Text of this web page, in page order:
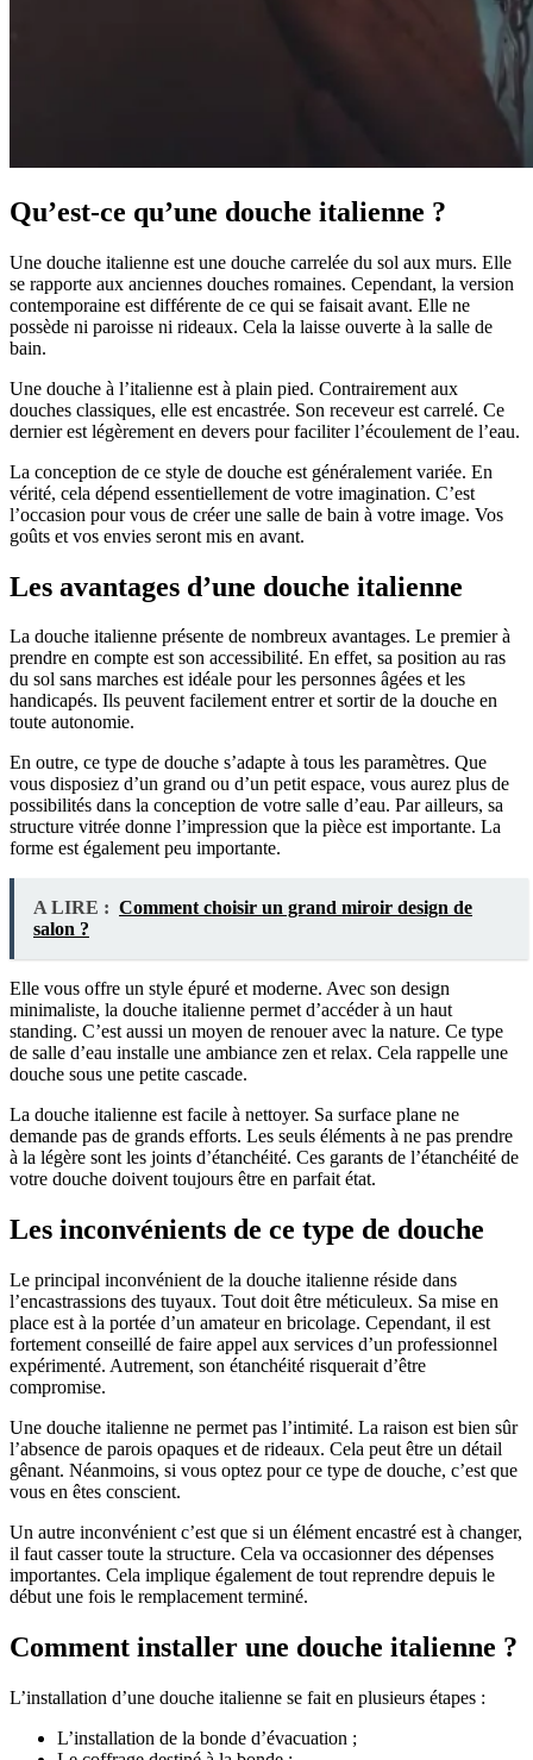
Qu’est-ce qu’une douche italienne ?
Une douche italienne est une douche carrelée du sol aux murs. Elle
se rapporte aux anciennes douches romaines. Cependant, la version
contemporaine est différente de ce qui se faisait avant. Elle ne
possède ni paroisse ni rideaux. Cela la laisse ouverte à la salle de
bain.
Une douche à l’italienne est à plain pied. Contrairement aux
douches classiques, elle est encastrée. Son receveur est carrelé. Ce
dernier est légèrement en devers pour faciliter l’écoulement de l’eau.
La conception de ce style de douche est généralement variée. En
vérité, cela dépend essentiellement de votre imagination. C’est
l’occasion pour vous de créer une salle de bain à votre image. Vos
goûts et vos envies seront mis en avant.
Les avantages d’une douche italienne
La douche italienne présente de nombreux avantages. Le premier à
prendre en compte est son accessibilité. En effet, sa position au ras
du sol sans marches est idéale pour les personnes âgées et les
handicapés. Ils peuvent facilement entrer et sortir de la douche en
toute autonomie.
En outre, ce type de douche s’adapte à tous les paramètres. Que
vous disposiez d’un grand ou d’un petit espace, vous aurez plus de
possibilités dans la conception de votre salle d’eau. Par ailleurs, sa
structure vitrée donne l’impression que la pièce est importante. La
forme est également peu importante.
A LIRE : Comment choisir un grand miroir design de
salon ?
Elle vous offre un style épuré et moderne. Avec son design
minimaliste, la douche italienne permet d’accéder à un haut
standing. C’est aussi un moyen de renouer avec la nature. Ce type
de salle d’eau installe une ambiance zen et relax. Cela rappelle une
douche sous une petite cascade.
La douche italienne est facile à nettoyer. Sa surface plane ne
demande pas de grands efforts. Les seuls éléments à ne pas prendre
à la légère sont les joints d’étanchéité. Ces garants de l’étanchéité de
votre douche doivent toujours être en parfait état.
Les inconvénients de ce type de douche
Le principal inconvénient de la douche italienne réside dans
l’encastrassions des tuyaux. Tout doit être méticuleux. Sa mise en
place est à la portée d’un amateur en bricolage. Cependant, il est
fortement conseillé de faire appel aux services d’un professionnel
expérimenté. Autrement, son étanchéité risquerait d’être
compromise.
Une douche italienne ne permet pas l’intimité. La raison est bien sûr
l’absence de parois opaques et de rideaux. Cela peut être un détail
gênant. Néanmoins, si vous optez pour ce type de douche, c’est que
vous en êtes conscient.
Un autre inconvénient c’est que si un élément encastré est à changer,
il faut casser toute la structure. Cela va occasionner des dépenses
importantes. Cela implique également de tout reprendre depuis le
début une fois le remplacement terminé.
Comment installer une douche italienne ?
L’installation d’une douche italienne se fait en plusieurs étapes :
L’installation de la bonde d’évacuation ;